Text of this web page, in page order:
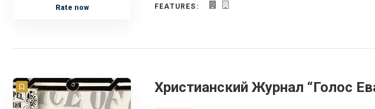
Rate now
FEATURES:
Христианский Журнал “Голос